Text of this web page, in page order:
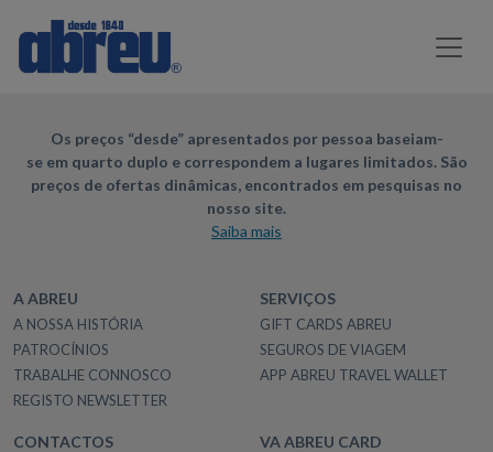
Os preços “desde” apresentados por pessoa baseiam-
se em quarto duplo e correspondem a lugares limitados. São
preços de ofertas dinâmicas, encontrados em pesquisas no
nosso site.
Saiba mais
A ABREU
A NOSSA HISTÓRIA
PATROCÍNIOS
TRABALHE CONNOSCO
REGISTO NEWSLETTER
SERVIÇOS
GIFT CARDS ABREU
SEGUROS DE VIAGEM
APP ABREU TRAVEL WALLET
CONTACTOS VA ABREU CARD